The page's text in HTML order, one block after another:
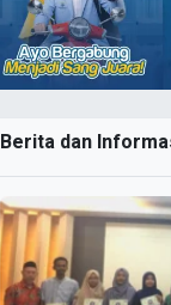
Berita dan